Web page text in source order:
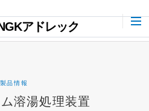
アドレック
製品情報
溶湯処理装置